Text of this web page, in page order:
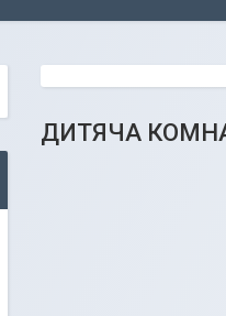
ДИТЯЧА